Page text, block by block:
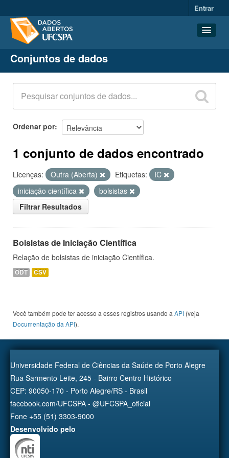
Entrar
Conjuntos de dados
Organizações
Grupos
Sobre
Conjuntos de dados
Ordenar por
1 conjunto de dados encontrado
Licenças: Outra (Aberta) Etiquetas:
IC
iniciação científica
bolsistas
Filtrar Resultados
Bolsistas de Iniciação Científica
Relação de bolsistas de iniciação Científica.
ODT CSV
Você também pode ter acesso a esses registros usando a API (veja
Documentação da API).
Universidade Federal de Ciências da Saúde de Porto Alegre
Rua Sarmento Leite, 245 - Bairro Centro Histórico
CEP: 90050-170 - Porto Alegre/RS - Brasil
facebook.com/UFCSPA - @UFCSPA_oficial
Fone +55 (51) 3303-9000
Desenvolvido pelo